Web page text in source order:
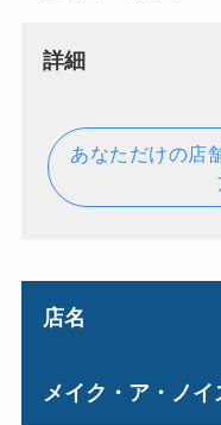
詳細
あなただけの店
店名
メイク・ア・ノイ